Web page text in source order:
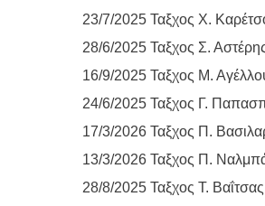
23/7/2025 Ταξχος Χ.
28/6/2025 Ταξχος Σ.
16/9/2025 Ταξχος Μ.
24/6/2025 Ταξχος Γ.
17/3/2026 Ταξχος Π.
13/3/2026 Ταξχος Π.
28/8/2025 Ταξχος Τ. Βαΐτσας